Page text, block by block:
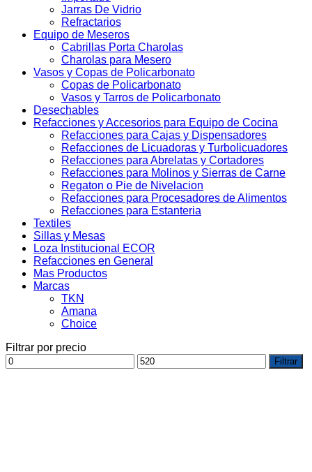
Jarras De Vidrio
Refractarios
Equipo de Meseros
Cabrillas Porta Charolas
Charolas para Mesero
Vasos y Copas de Policarbonato
Copas de Policarbonato
Vasos y Tarros de Policarbonato
Desechables
Refacciones y Accesorios para Equipo de Cocina
Refacciones para Cajas y Dispensadores
Refacciones de Licuadoras y Turbolicuadores
Refacciones para Abrelatas y Cortadores
Refacciones para Molinos y Sierras de Carne
Regaton o Pie de Nivelacion
Refacciones para Procesadores de Alimentos
Refacciones para Estanteria
Textiles
Sillas y Mesas
Loza Institucional ECOR
Refacciones en General
Mas Productos
Marcas
TKN
Amana
Choice
Filtrar por precio
Precio
mínimo
Precio
máximo
Filtrar